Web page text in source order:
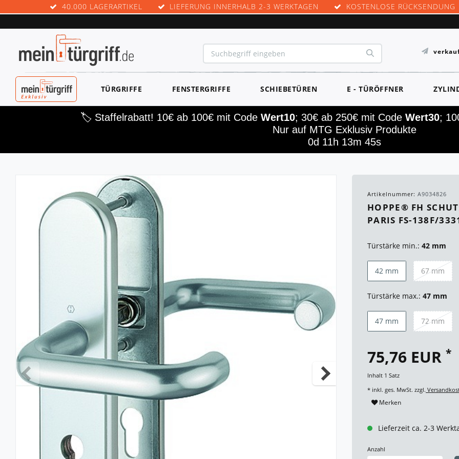
40.000 LAGERARTIKEL LIEFERUNG INNERHALB 2-3 WERKTAGEN KOSTENLOSE RÜCKSENDUNG
MEINTÜRGRIF
F EXKLUSIV
TÜRGRIFFE FENSTERGRIFFE SCHIEBETÜREN E - TÜRÖFFNER
🏷️ Staffelrabatt! 10€ ab 100€ mit Code Wert10; 30€ ab 250€ mit Code Wert30;
Nur auf MTG Exklusiv Produkte
0d 11h 13m 45s
Artikelnummer: A9034826
HOPPE® FH
PARIS FS-138F/
Türstärke min.: 42 mm
42 mm 67 mm
Türstärke max.: 47 mm
47 mm 72 mm
75,76 EUR *
Inhalt 1 Satz
* inkl. ges. MwSt. zzgl.
Merken
Lieferzeit ca. 2-3
Anzahl